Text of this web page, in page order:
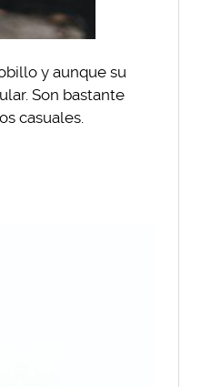
y aunque su
Son bastante
casuales.